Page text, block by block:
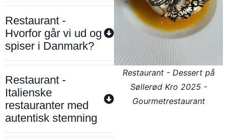
Restaurant -
Hvorfor går vi ud og
spiser i Danmark?
Restaurant -
Italienske
restauranter med
autentisk stemning
Restaurant - Dessert på
Søllerød Kro 2025 -
Gourmetrestaurant